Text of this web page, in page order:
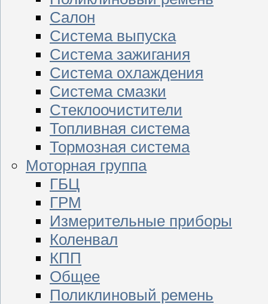
Салон
Система выпуска
Система зажигания
Система охлаждения
Система смазки
Стеклоочистители
Топливная система
Тормозная система
Моторная группа
ГБЦ
ГРМ
Измерительные приборы
Коленвал
КПП
Общее
Поликлиновый ремень